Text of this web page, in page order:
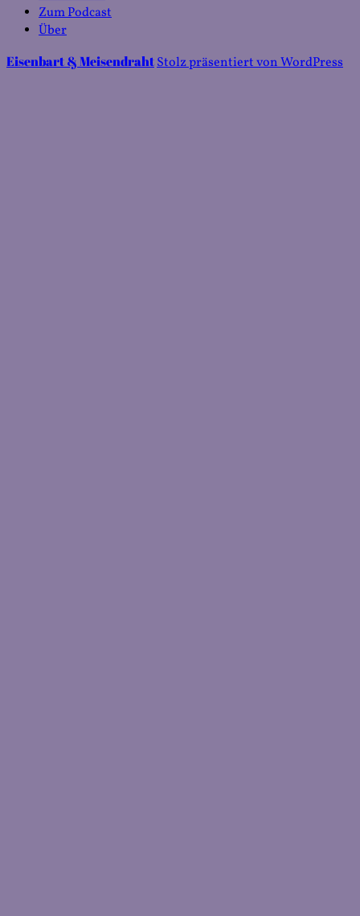
Zum Podcast
Über
Eisenbart & MeisendrahtStolz präsentiert von WordPress